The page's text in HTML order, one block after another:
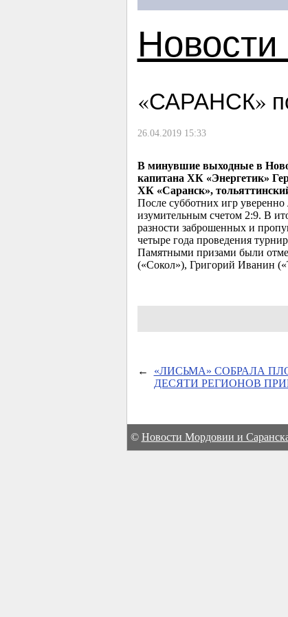
«САРАНСК»
26.04.2019 15:33
В минувшие выходные в
капитана ХК «Энергетик»
ХК «Саранск»,
После субботних игр
изумительным счетом 2:9. В
разности заброшенных и
четыре года проведения
Памятными призами были
(«Сокол»), Григорий Иванин
←
«ЛИСЬМА» СОБРАЛА
ДЕСЯТИ РЕГИОНОВ
© Новости Мордовии и